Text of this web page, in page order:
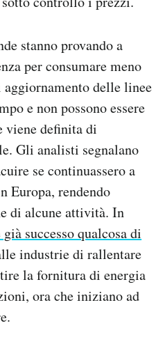
stanno provando a
per consumare meno
delle linee
e non possono essere
viene definita di
Gli analisti segnalano
se continuassero a
Europa, rendendo
di alcune attività. In
successo qualcosa di
industrie di rallentare
la fornitura di energia
ora che iniziano ad